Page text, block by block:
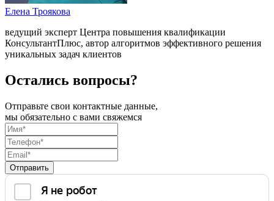
Елена Троякова
ведущий эксперт Центра повышения квалификации
КонсультантПлюс, автор алгоритмов эффективного решения
уникальных задач клиентов
Остались вопросы?
Отправьте свои контактные данные,
мы обязательно с вами свяжемся
Отправить